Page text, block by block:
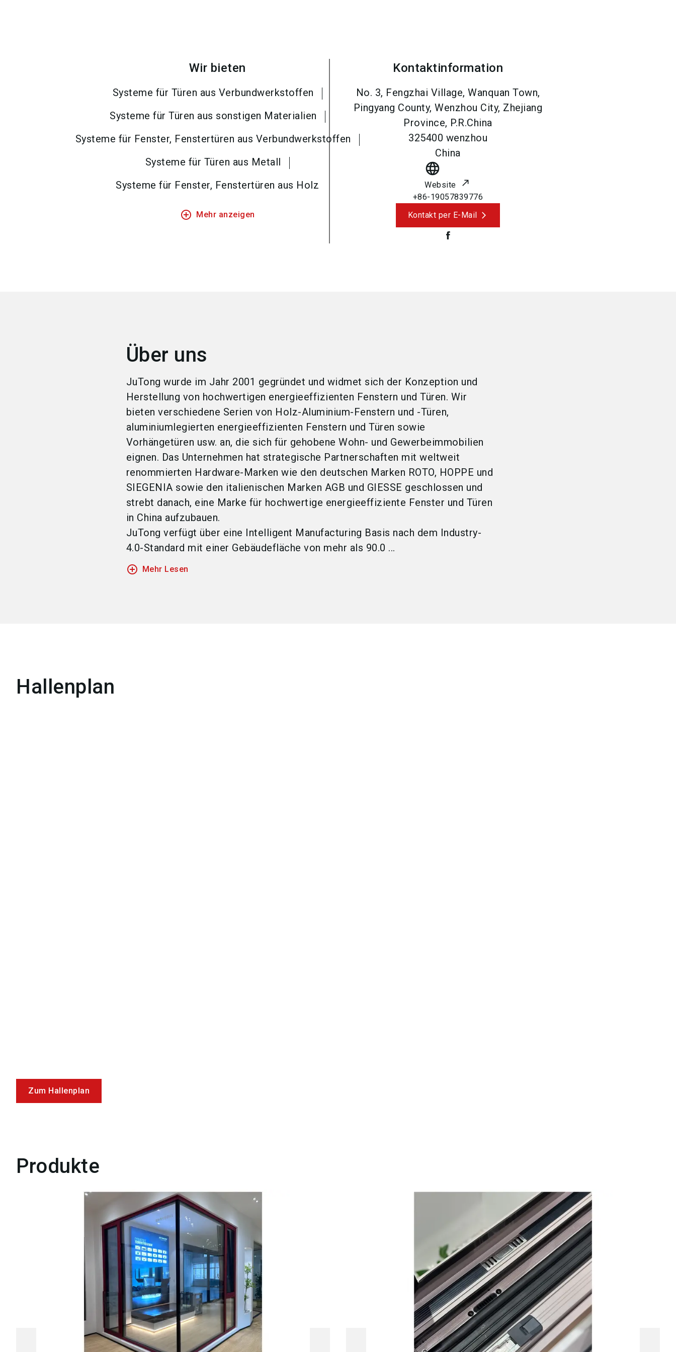
Wir bieten
Systeme für Türen aus Verbundwerkstoffen
Systeme für Türen aus sonstigen Materialien
Systeme für Fenster, Fenstertüren aus Verbundwerkstoffen
Systeme für Türen aus Metall
Systeme für Fenster, Fenstertüren aus Holz
add_circle_outline Mehr anzeigen
Kontaktinformation
No. 3, Fengzhai Village, Wanquan Town,
Pingyang County, Wenzhou City, Zhejiang
Province, P.R.China
325400 wenzhou
China
language
Website
+86-19057839776
Kontakt per E-Mail
Über uns
JuTong wurde im Jahr 2001 gegründet und widmet sich der Konzeption und
Herstellung von hochwertigen energieeffizienten Fenstern und Türen. Wir
bieten verschiedene Serien von Holz-Aluminium-Fenstern und -Türen,
aluminiumlegierten energieeffizienten Fenstern und Türen sowie
Vorhängetüren usw. an, die sich für gehobene Wohn- und Gewerbeimmobilien
eignen. Das Unternehmen hat strategische Partnerschaften mit weltweit
renommierten Hardware-Marken wie den deutschen Marken ROTO, HOPPE und
SIEGENIA sowie den italienischen Marken AGB und GIESSE geschlossen und
strebt danach, eine Marke für hochwertige energieeffiziente Fenster und Türen
in China aufzubauen.
JuTong verfügt über eine Intelligent Manufacturing Basis nach dem Industry-
4.0-Standard mit einer Gebäudefläche von mehr als 90.0 ...
add_circle_outline Mehr Lesen
Hallenplan
Zum Hallenplan
Produkte